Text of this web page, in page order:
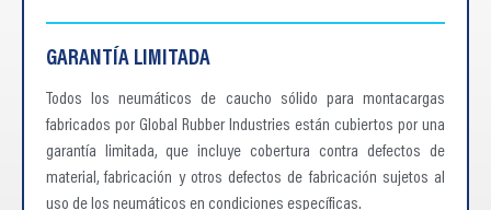
GARANTÍA LIMITADA
Todos los neumáticos de caucho sólido para montacargas
fabricados por Global Rubber Industries están cubiertos por una
garantía limitada, que incluye cobertura contra defectos de
material, fabricación y otros defectos de fabricación sujetos al
uso de los neumáticos en condiciones específicas.